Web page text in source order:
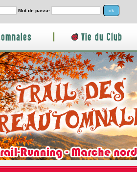
Mot de passe
Vie du Club